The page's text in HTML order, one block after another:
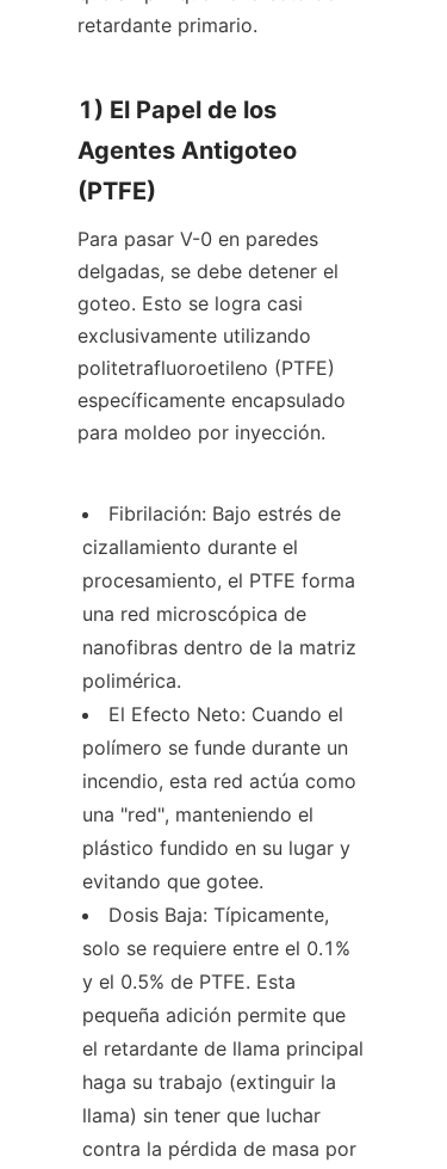
retardante primario.
1) El Papel de los
Agentes Antigoteo
(PTFE)
Para pasar V-0 en paredes
delgadas, se debe detener el
goteo. Esto se logra casi
exclusivamente utilizando
politetrafluoroetileno (PTFE)
específicamente encapsulado
para moldeo por inyección.
Fibrilación: Bajo estrés de
cizallamiento durante el
procesamiento, el PTFE forma
una red microscópica de
nanofibras dentro de la matriz
polimérica.
El Efecto Neto: Cuando el
polímero se funde durante un
incendio, esta red actúa como
una "red", manteniendo el
plástico fundido en su lugar y
evitando que gotee.
Dosis Baja: Típicamente,
solo se requiere entre el 0.1%
y el 0.5% de PTFE. Esta
pequeña adición permite que
el retardante de llama principal
haga su trabajo (extinguir la
llama) sin tener que luchar
contra la pérdida de masa por